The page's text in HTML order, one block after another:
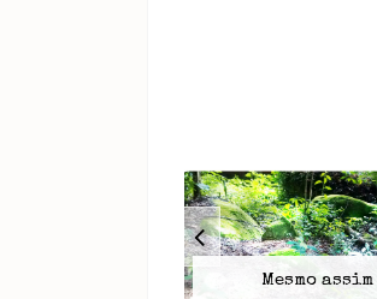
Mesmo assim